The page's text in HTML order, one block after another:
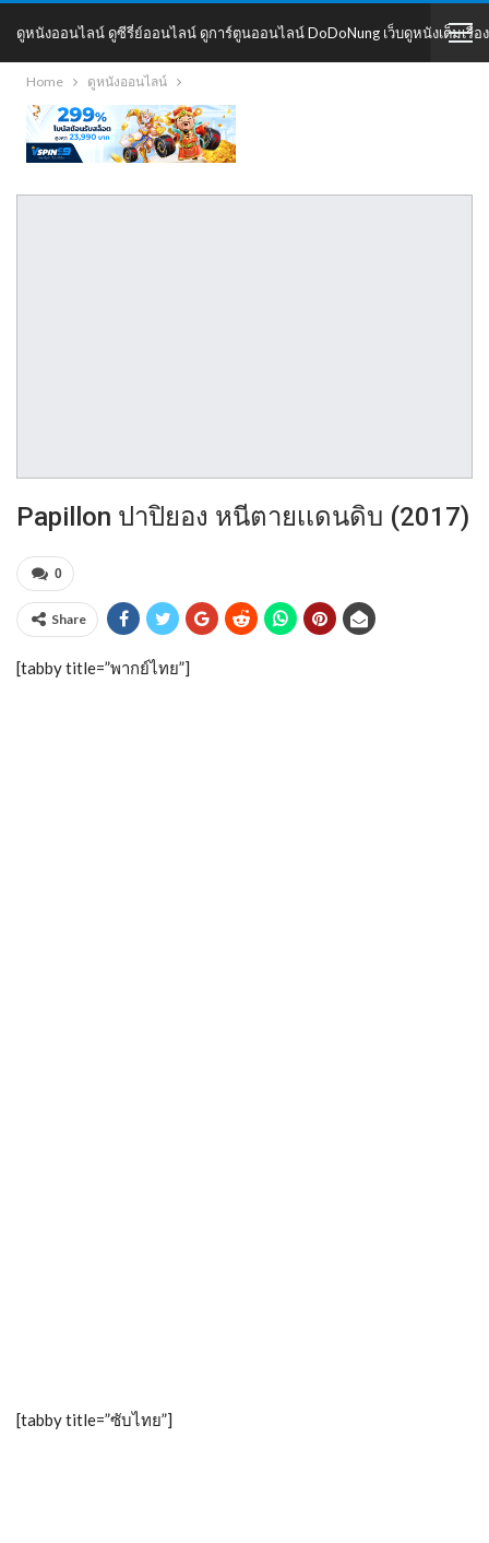
ดูหนังออนไลน์ ดูซีรี่ย์ออนไลน์ ดูการ์ตูนออนไลน์ DoDoNung เว็บดูหนังเต็มเรื่อง
DoDoNung
Home ดูหนังออนไลน์
Papillon ปาปิยอง หนีตายเเดนดิบ (2017)
0
Share
[tabby title=”พากย์ไทย”]
[tabby title=”ซับไทย”]